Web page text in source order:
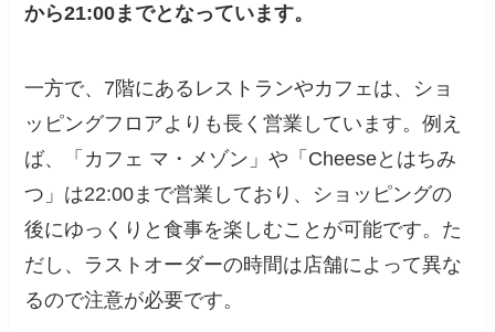
から21:00までとなっています。
一方で、7階にあるレストランやカフェは、ショ
ッピングフロアよりも長く営業しています。例え
ば、「カフェ マ・メゾン」や「Cheeseとはちみ
つ」は22:00まで営業しており、ショッピングの
後にゆっくりと食事を楽しむことが可能です。た
だし、ラストオーダーの時間は店舗によって異な
るので注意が必要です。